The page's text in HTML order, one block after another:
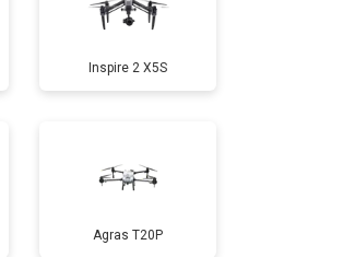
Заказать
Заказать
Заказать
Заказать
Inspire 2 X5S
Agras T20P